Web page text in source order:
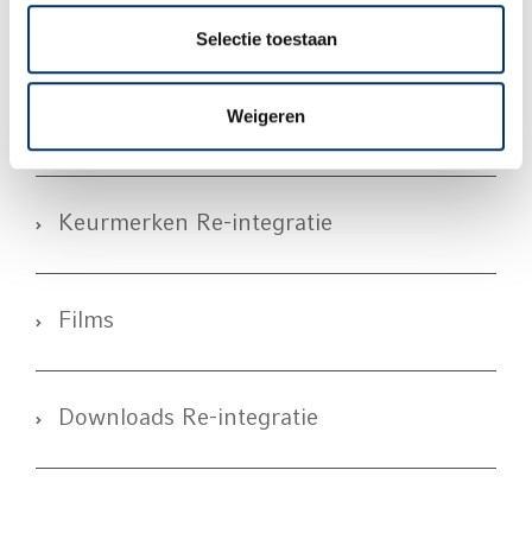
Selectie toestaan
Weigeren
Sagènn Re-integratie
Keurmerken Re-integratie
Films
Downloads Re-integratie